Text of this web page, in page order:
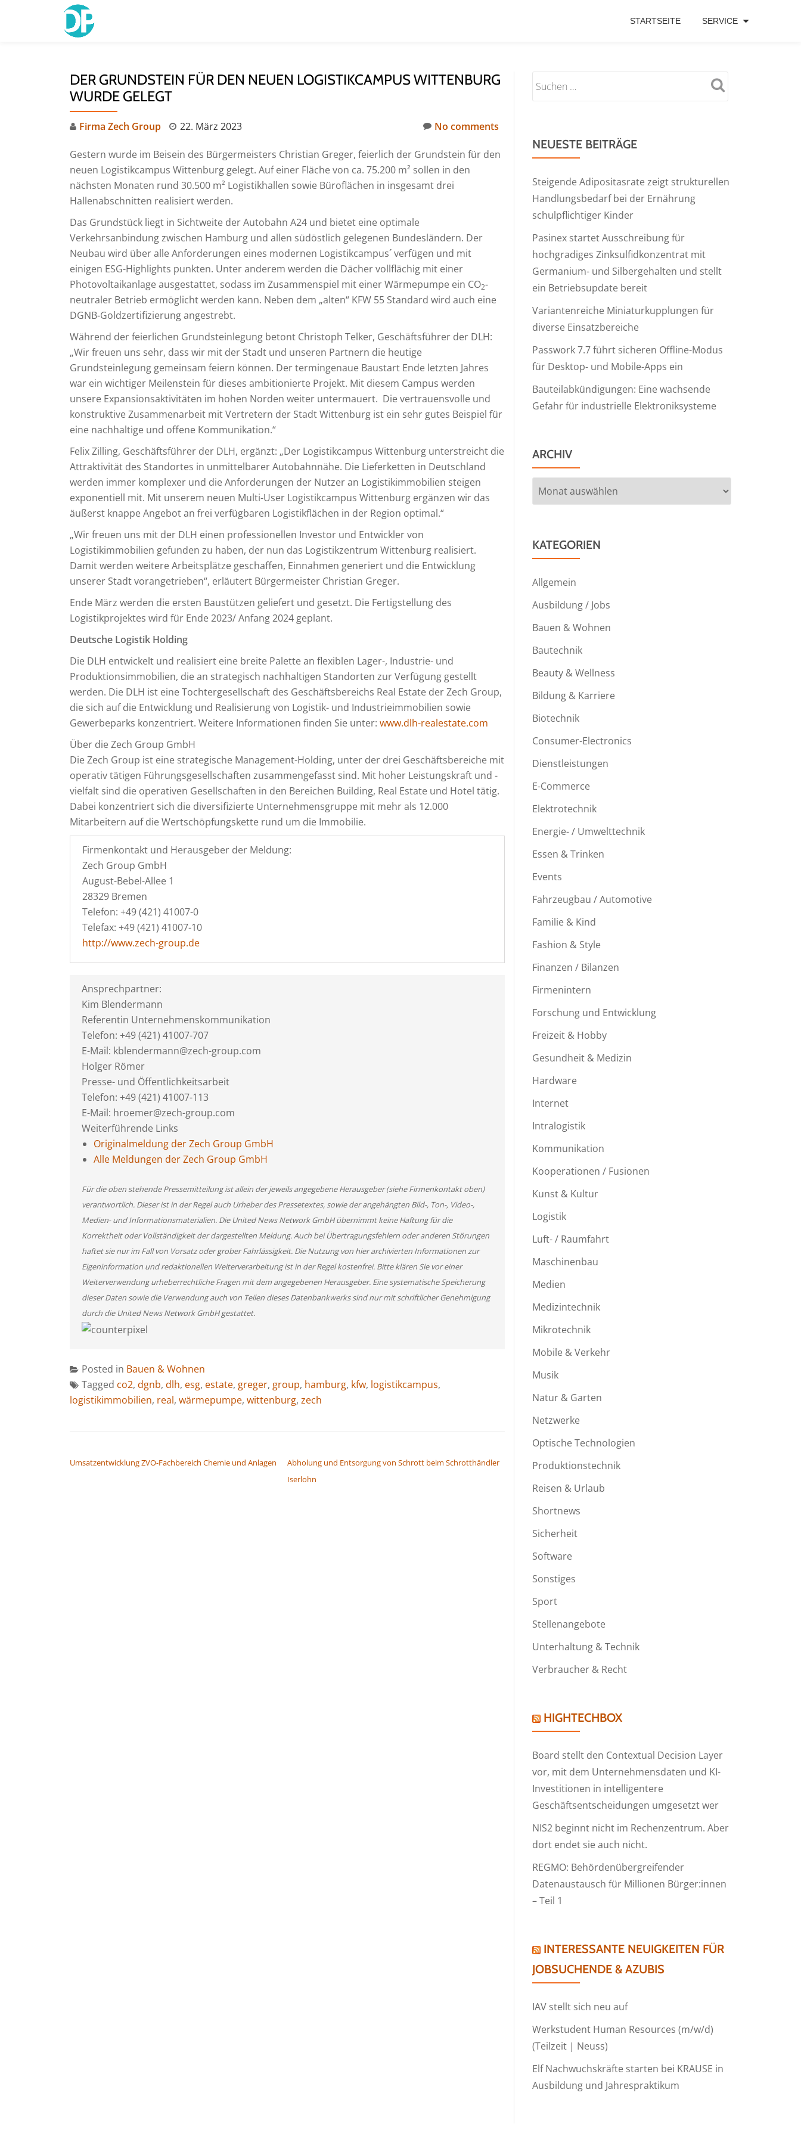
STARTSEITE SERVICE
DER GRUNDSTEIN FÜR DEN NEUEN LOGISTIKCAMPUS WITTENBURG
WURDE GELEGT
Firma Zech Group 22. März 2023 No comments
Gestern wurde im Beisein des Bürgermeisters Christian Greger, feierlich der Grundstein für den
neuen Logistikcampus Wittenburg gelegt. Auf einer Fläche von ca. 75.200 m² sollen in den
nächsten Monaten rund 30.500 m² Logistikhallen sowie Büroflächen in insgesamt drei
Hallenabschnitten realisiert werden.
Das Grundstück liegt in Sichtweite der Autobahn A24 und bietet eine optimale
Verkehrsanbindung zwischen Hamburg und allen südöstlich gelegenen Bundesländern. Der
Neubau wird über alle Anforderungen eines modernen Logistikcampus´ verfügen und mit
einigen ESG-Highlights punkten. Unter anderem werden die Dächer vollflächig mit einer
Photovoltaikanlage ausgestattet, sodass im Zusammenspiel mit einer Wärmepumpe ein CO2-
neutraler Betrieb ermöglicht werden kann. Neben dem „alten“ KFW 55 Standard wird auch eine
DGNB-Goldzertifizierung angestrebt.
Während der feierlichen Grundsteinlegung betont Christoph Telker, Geschäftsführer der DLH:
„Wir freuen uns sehr, dass wir mit der Stadt und unseren Partnern die heutige
Grundsteinlegung gemeinsam feiern können. Der termingenaue Baustart Ende letzten Jahres
war ein wichtiger Meilenstein für dieses ambitionierte Projekt. Mit diesem Campus werden
unsere Expansionsaktivitäten im hohen Norden weiter untermauert. Die vertrauensvolle und
konstruktive Zusammenarbeit mit Vertretern der Stadt Wittenburg ist ein sehr gutes Beispiel für
eine nachhaltige und offene Kommunikation.“
Felix Zilling, Geschäftsführer der DLH, ergänzt: „Der Logistikcampus Wittenburg unterstreicht die
Attraktivität des Standortes in unmittelbarer Autobahnnähe. Die Lieferketten in Deutschland
werden immer komplexer und die Anforderungen der Nutzer an Logistikimmobilien steigen
exponentiell mit. Mit unserem neuen Multi-User Logistikcampus Wittenburg ergänzen wir das
äußerst knappe Angebot an frei verfügbaren Logistikflächen in der Region optimal.“
„Wir freuen uns mit der DLH einen professionellen Investor und Entwickler von
Logistikimmobilien gefunden zu haben, der nun das Logistikzentrum Wittenburg realisiert.
Damit werden weitere Arbeitsplätze geschaffen, Einnahmen generiert und die Entwicklung
unserer Stadt vorangetrieben“, erläutert Bürgermeister Christian Greger.
Ende März werden die ersten Baustützen geliefert und gesetzt. Die Fertigstellung des
Logistikprojektes wird für Ende 2023/ Anfang 2024 geplant.
Deutsche Logistik Holding
Die DLH entwickelt und realisiert eine breite Palette an flexiblen Lager-, Industrie- und
Produktionsimmobilien, die an strategisch nachhaltigen Standorten zur Verfügung gestellt
werden. Die DLH ist eine Tochtergesellschaft des Geschäftsbereichs Real Estate der Zech Group,
die sich auf die Entwicklung und Realisierung von Logistik- und Industrieimmobilien sowie
Gewerbeparks konzentriert. Weitere Informationen finden Sie unter: www.dlh-realestate.com
Über die Zech Group GmbH
Die Zech Group ist eine strategische Management-Holding, unter der drei Geschäftsbereiche mit
operativ tätigen Führungsgesellschaften zusammengefasst sind. Mit hoher Leistungskraft und -
vielfalt sind die operativen Gesellschaften in den Bereichen Building, Real Estate und Hotel tätig.
Dabei konzentriert sich die diversifizierte Unternehmensgruppe mit mehr als 12.000
Mitarbeitern auf die Wertschöpfungskette rund um die Immobilie.
Firmenkontakt und Herausgeber der Meldung:
Zech Group GmbH
August-Bebel-Allee 1
28329 Bremen
Telefon: +49 (421) 41007-0
Telefax: +49 (421) 41007-10
http://www.zech-group.de
Ansprechpartner:
Kim Blendermann
Referentin Unternehmenskommunikation
Telefon: +49 (421) 41007-707
E-Mail: kblendermann@zech-group.com
Holger Römer
Presse- und Öffentlichkeitsarbeit
Telefon: +49 (421) 41007-113
E-Mail: hroemer@zech-group.com
Weiterführende Links
Originalmeldung der Zech Group GmbH
Alle Meldungen der Zech Group GmbH
Für die oben stehende Pressemitteilung ist allein der jeweils angegebene Herausgeber (siehe Firmenkontakt oben)
verantwortlich. Dieser ist in der Regel auch Urheber des Pressetextes, sowie der angehängten Bild-, Ton-, Video-,
Medien- und Informationsmaterialien. Die United News Network GmbH übernimmt keine Haftung für die
Korrektheit oder Vollständigkeit der dargestellten Meldung. Auch bei Übertragungsfehlern oder anderen Störungen
haftet sie nur im Fall von Vorsatz oder grober Fahrlässigkeit. Die Nutzung von hier archivierten Informationen zur
Eigeninformation und redaktionellen Weiterverarbeitung ist in der Regel kostenfrei. Bitte klären Sie vor einer
Weiterverwendung urheberrechtliche Fragen mit dem angegebenen Herausgeber. Eine systematische Speicherung
dieser Daten sowie die Verwendung auch von Teilen dieses Datenbankwerks sind nur mit schriftlicher Genehmigung
durch die United News Network GmbH gestattet.
Posted in Bauen & Wohnen
Tagged co2, dgnb, dlh, esg, estate, greger, group, hamburg, kfw, logistikcampus,
logistikimmobilien, real, wärmepumpe, wittenburg, zech
Umsatzentwicklung ZVO-Fachbereich Chemie und Anlagen
Abholung und Entsorgung von Schrott beim Schrotthändler
Iserlohn
NEUESTE BEITRÄGE
Steigende Adipositasrate zeigt strukturellen
Handlungsbedarf bei der Ernährung
schulpflichtiger Kinder
Pasinex startet Ausschreibung für
hochgradiges Zinksulfidkonzentrat mit
Germanium- und Silbergehalten und stellt
ein Betriebsupdate bereit
Variantenreiche Miniaturkupplungen für
diverse Einsatzbereiche
Passwork 7.7 führt sicheren Offline-Modus
für Desktop- und Mobile-Apps ein
Bauteilabkündigungen: Eine wachsende
Gefahr für industrielle Elektroniksysteme
ARCHIV
Archiv
KATEGORIEN
Allgemein
Ausbildung / Jobs
Bauen & Wohnen
Bautechnik
Beauty & Wellness
Bildung & Karriere
Biotechnik
Consumer-Electronics
Dienstleistungen
E-Commerce
Elektrotechnik
Energie- / Umwelttechnik
Essen & Trinken
Events
Fahrzeugbau / Automotive
Familie & Kind
Fashion & Style
Finanzen / Bilanzen
Firmenintern
Forschung und Entwicklung
Freizeit & Hobby
Gesundheit & Medizin
Hardware
Internet
Intralogistik
Kommunikation
Kooperationen / Fusionen
Kunst & Kultur
Logistik
Luft- / Raumfahrt
Maschinenbau
Medien
Medizintechnik
Mikrotechnik
Mobile & Verkehr
Musik
Natur & Garten
Netzwerke
Optische Technologien
Produktionstechnik
Reisen & Urlaub
Shortnews
Sicherheit
Software
Sonstiges
Sport
Stellenangebote
Unterhaltung & Technik
Verbraucher & Recht
HIGHTECHBOX
Board stellt den Contextual Decision Layer
vor, mit dem Unternehmensdaten und KI-
Investitionen in intelligentere
Geschäftsentscheidungen umgesetzt wer
NIS2 beginnt nicht im Rechenzentrum. Aber
dort endet sie auch nicht.
REGMO: Behördenübergreifender
Datenaustausch für Millionen Bürger:innen
– Teil 1
INTERESSANTE NEUIGKEITEN FÜR
JOBSUCHENDE & AZUBIS
IAV stellt sich neu auf
Werkstudent Human Resources (m/w/d)
(Teilzeit | Neuss)
Elf Nachwuchskräfte starten bei KRAUSE in
Ausbildung und Jahrespraktikum